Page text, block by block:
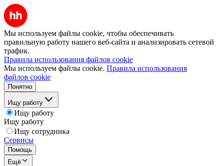
Мы используем файлы cookie, чтобы обеспечивать
правильную работу нашего веб-сайта и анализировать сетевой
трафик.
Правила использования файлов cookie
Мы используем файлы cookie. Правила использования
файлов cookie
Понятно
Ищу работу
Ищу работу
Ищу работу
Ищу сотрудника
Сервисы
Помощь
Ещё